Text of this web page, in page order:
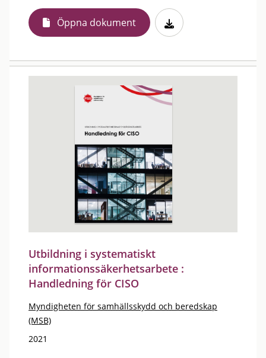
Öppna dokument
Utbildning i systematiskt
informationssäkerhetsarbete :
Handledning för CISO
Myndigheten för samhällsskydd och beredskap
(MSB)
2021